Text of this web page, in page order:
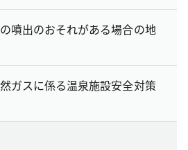
噴出のおそれがある場合の地
ガスに係る温泉施設安全対策